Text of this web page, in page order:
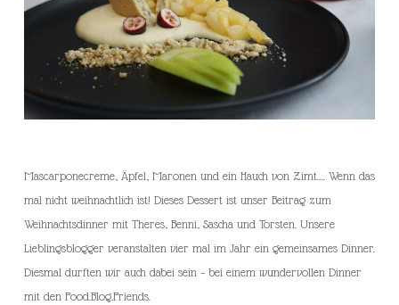
Mascarponecreme, Äpfel, Maronen und ein Hauch von Zimt…. Wenn das
mal nicht weihnachtlich ist! Dieses Dessert ist unser Beitrag zum
Weihnachtsdinner mit Theres, Benni, Sascha und Torsten. Unsere
Lieblingsblogger veranstalten vier mal im Jahr ein gemeinsames Dinner.
Diesmal durften wir auch dabei sein – bei einem wundervollen Dinner
mit den Food.Blog.Friends.